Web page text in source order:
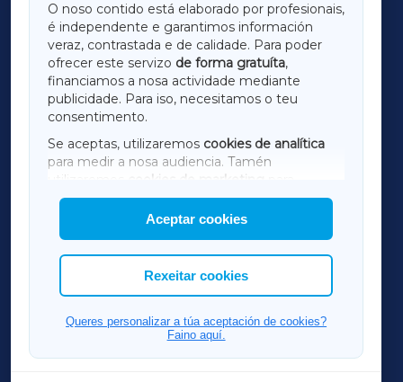
O noso contido está elaborado por profesionais,
é independente e garantimos información
veraz, contrastada e de calidade. Para poder
ofrecer este servizo de forma gratuíta,
financiamos a nosa actividade mediante
publicidade. Para iso, necesitamos o teu
consentimento.
Se aceptas, utilizaremos cookies de analítica
para medir a nosa audiencia. Tamén
utilizaremos
cookies de marketing
mostrar publicidade de terceiros.
Así mesmo, podes personalizar a elección das
cookies que desexas permitir.
Aceptar cookies
Rexeitar cookies
Queres personalizar a túa aceptación de cookies?
Faino aquí.
LUGOXA
TERRACHAXA
AMARIÑAXA
RIBEIRASACRAXA
ACORUÑAXA
FERROLXA
OURENSEXA